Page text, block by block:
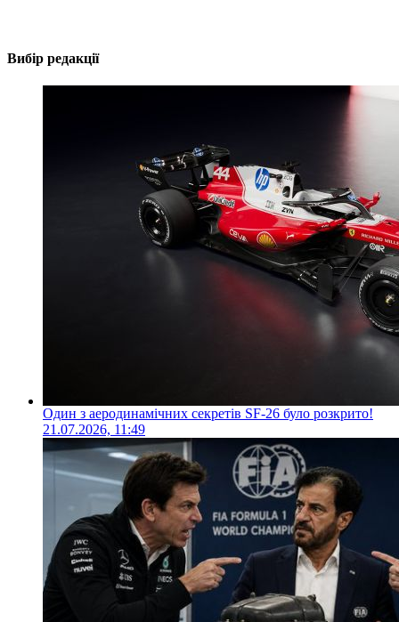
Вибір редакції
Один з аеродинамічних секретів SF-26 було розкрито!
21.07.2026, 11:49